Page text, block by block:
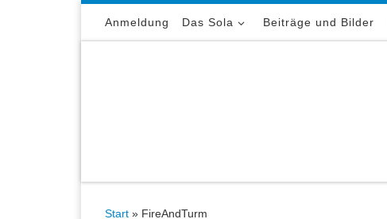
Zum Inhalt springenAnmeldung Das Sola Beiträge und Bilder
Start » FireAndTurm